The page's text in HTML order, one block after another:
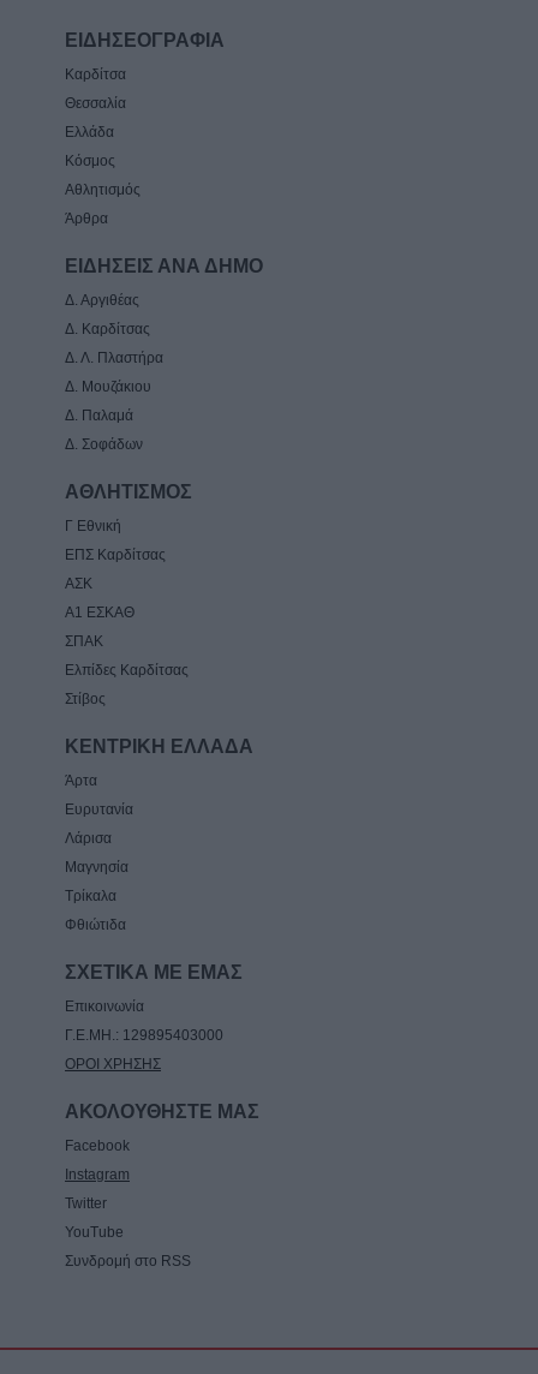
ΕΙΔΗΣΕΟΓΡΑΦΙΑ
Καρδίτσα
Θεσσαλία
Ελλάδα
Κόσμος
Αθλητισμός
Άρθρα
ΕΙΔΗΣΕΙΣ ΑΝΑ ΔΗΜΟ
Δ. Αργιθέας
Δ. Καρδίτσας
Δ. Λ. Πλαστήρα
Δ. Μουζάκιου
Δ. Παλαμά
Δ. Σοφάδων
ΑΘΛΗΤΙΣΜΟΣ
Γ Εθνική
ΕΠΣ Καρδίτσας
ΑΣΚ
Α1 ΕΣΚΑΘ
ΣΠΑΚ
Ελπίδες Καρδίτσας
Στίβος
ΚΕΝΤΡΙΚΗ ΕΛΛΑΔΑ
Άρτα
Ευρυτανία
Λάρισα
Μαγνησία
Τρίκαλα
Φθιώτιδα
ΣΧΕΤΙΚΑ ΜΕ ΕΜΑΣ
Επικοινωνία
Γ.Ε.ΜΗ.: 129895403000
ΟΡΟΙ ΧΡΗΣΗΣ
ΑΚΟΛΟΥΘΗΣΤΕ ΜΑΣ
Facebook
Instagram
Twitter
YouTube
Συνδρομή στο RSS